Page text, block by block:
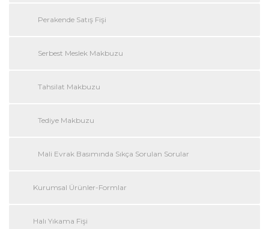
Perakende Satış Fişi
Serbest Meslek Makbuzu
Tahsilat Makbuzu
Tediye Makbuzu
Mali Evrak Basımında Sıkça Sorulan Sorular
Kurumsal Ürünler-Formlar
Halı Yıkama Fişi